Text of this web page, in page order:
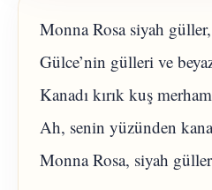
Monna Rosa siyah
Gülce’nin gülleri ve
Kanadı kırık kuş
Ah, senin yüzünden
Monna Rosa, siyah